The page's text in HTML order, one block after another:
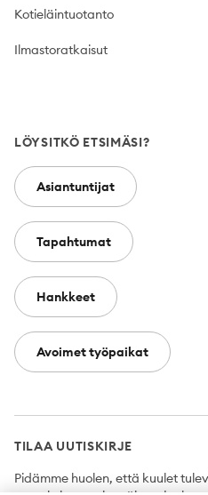
Kotieläintuotanto
Ilmastoratkaisut
LÖYSITKÖ ETSIMÄSI?
Asiantuntijat
Tapahtumat
Hankkeet
Avoimet työpaikat
TILAA UUTISKIRJE
Pidämme huolen, että kuulet